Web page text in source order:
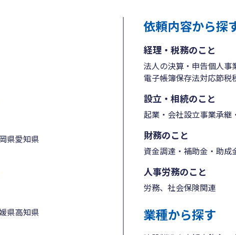
県愛知県
県高知県
依頼内容から探
経理・税務のこと
法人の決算・申告個人事
電子帳簿保存法対応節税
設立・相続のこと
起業・会社設立事業承継
財務のこと
資金調達・補助金・助成
人事労務のこと
労務、社会保険関連
業種から探す